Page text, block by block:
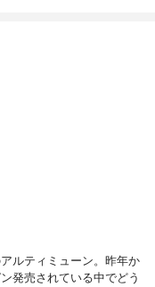
ルティミューン。昨年か
発売されている中でどう